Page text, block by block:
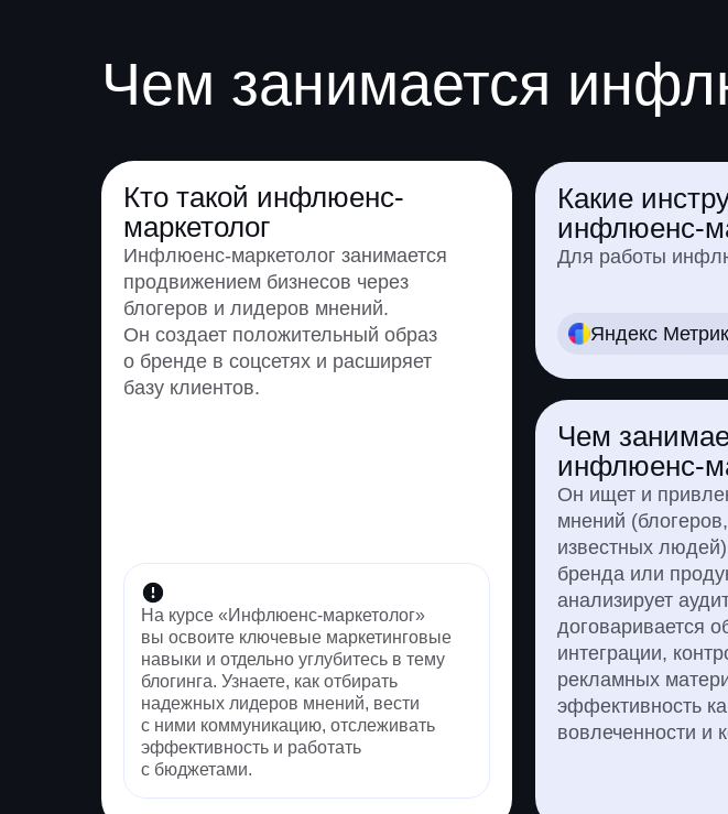
Чем занимается
Какие
инфлюенс-
Для работы
Кто такой инфлюенс-
маркетолог
Инфлюенс-маркетолог занимается
продвижением бизнесов через
блогеров и лидеров мнений.
Он создает положительный образ
о бренде в соцсетях и расширяет
базу клиентов.
На курсе «Инфлюенс-маркетолог»
вы освоите ключевые маркетинговые
навыки и отдельно углубитесь в тему
блогинга. Узнаете, как отбирать
надежных лидеров мнений, вести
с ними коммуникацию, отслеживать
эффективность и работать
с бюджетами.
Чем
инфлюенс-
Он ищет и
мнений
известных
бренда или
анализирует
договаривается
интеграции,
рекламных
эффективность
вовлеченности и
Яндекс